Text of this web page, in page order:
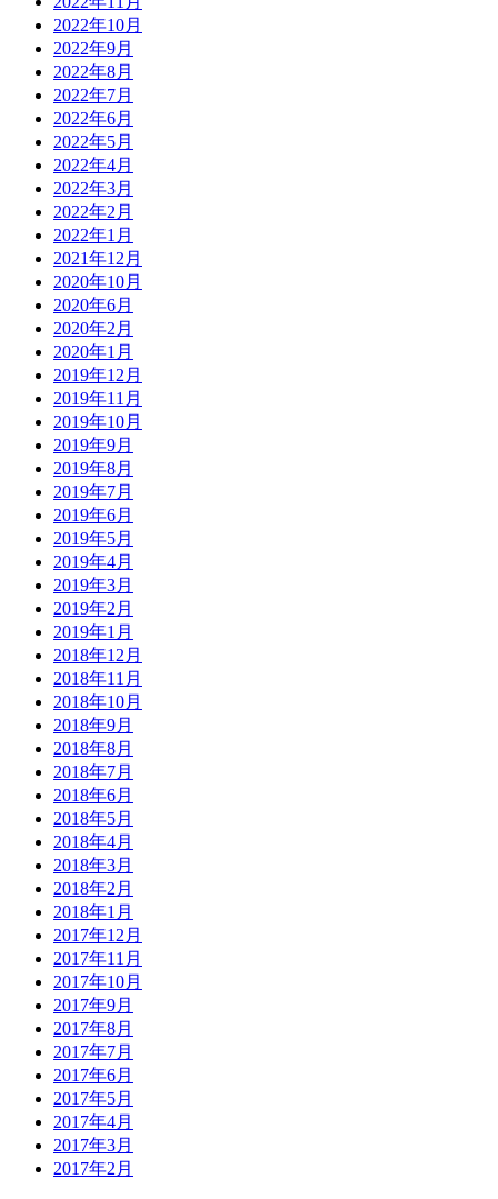
2022年10月
2022年9月
2022年8月
2022年7月
2022年6月
2022年5月
2022年4月
2022年3月
2022年2月
2022年1月
2021年12月
2020年10月
2020年6月
2020年2月
2020年1月
2019年12月
2019年11月
2019年10月
2019年9月
2019年8月
2019年7月
2019年6月
2019年5月
2019年4月
2019年3月
2019年2月
2019年1月
2018年12月
2018年11月
2018年10月
2018年9月
2018年8月
2018年7月
2018年6月
2018年5月
2018年4月
2018年3月
2018年2月
2018年1月
2017年12月
2017年11月
2017年10月
2017年9月
2017年8月
2017年7月
2017年6月
2017年5月
2017年4月
2017年3月
2017年2月